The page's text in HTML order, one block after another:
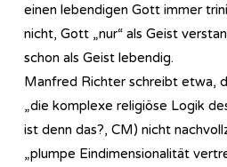
einen lebendigen Gott immer
nicht, Gott „nur“ als Geist
schon als Geist lebendig.
Manfred Richter schreibt etwa,
„die komplexe religiöse Logik
ist denn das?, CM) nicht
„plumpe Eindimensionalität